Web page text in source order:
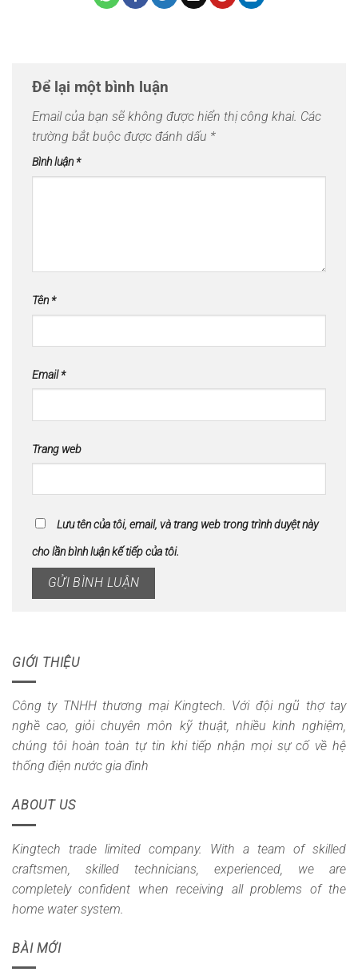
Để lại một bình luận
Email của bạn sẽ không được hiển thị công khai. Các
trường bắt buộc được đánh dấu *
Bình luận*
Tên*
Email*
Trang web
Lưu tên của tôi, email, và trang web trong trình duyệt này
cho lần bình luận kế tiếp của tôi.
GIỚI THIỆU
Công ty TNHH thương mại Kingtech. Với đội ngũ thợ tay
nghề cao, giỏi chuyên môn kỹ thuật, nhiều kinh nghiệm,
chúng tôi hoàn toàn tự tin khi tiếp nhận mọi sự cố về hệ
thống điện nước gia đình
ABOUT US
Kingtech trade limited company. With a team of skilled
craftsmen, skilled technicians, experienced, we are
completely confident when receiving all problems of the
home water system.
BÀI MỚI